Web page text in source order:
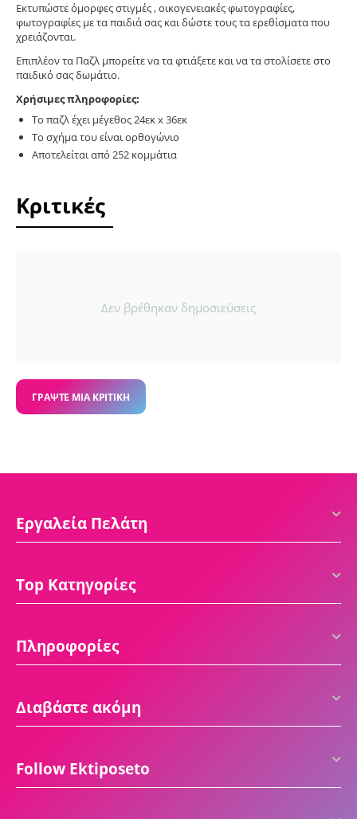
Εκτυπώστε όμορφες στιγμές , οικογενειακές φωτογραφίες,
φωτογραφίες με τα παιδιά σας και δώστε τους τα ερεθίσματα που
χρειάζονται.
Επιπλέον τα Παζλ μπορείτε να τα φτιάξετε και να τα στολίσετε στο
παιδικό σας δωμάτιο.
Χρήσιμες πληροφορίες:
Το παζλ έχει μέγεθος 24εκ x 36εκ
Το σχήμα του είναι ορθογώνιο
Αποτελείται από 252 κομμάτια
Κριτικές
Δεν βρέθηκαν δημοσιεύσεις
ΓΡΆΨΤΕ ΜΙΑ ΚΡΙΤΙΚΉ
Εργαλεία Πελάτη
Top Κατηγορίες
Πληροφορίες
Διαβάστε ακόμη
Follow Ektiposeto